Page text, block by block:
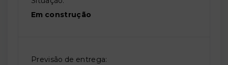
Em construção
Previsão de entrega: